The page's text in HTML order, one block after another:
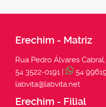
Erechim - Matriz
Rua Pedro Álvares
54 3522-0191 |
54
labvita@labvita.net
Erechim - Filial